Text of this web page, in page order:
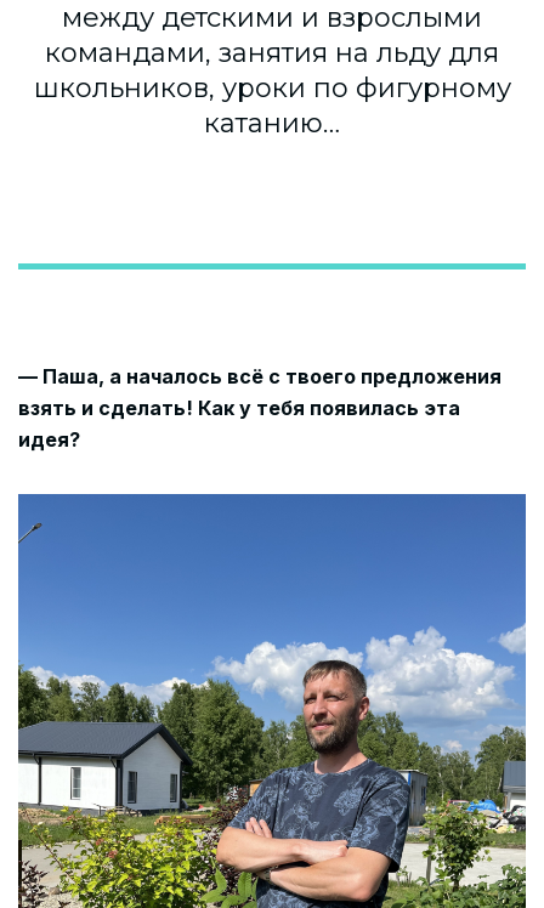
между детскими и взрослыми
командами, занятия на льду для
школьников, уроки по фигурному
катанию…
— Паша, а началось всё с твоего предложения
взять и сделать! Как у тебя появилась эта
идея?